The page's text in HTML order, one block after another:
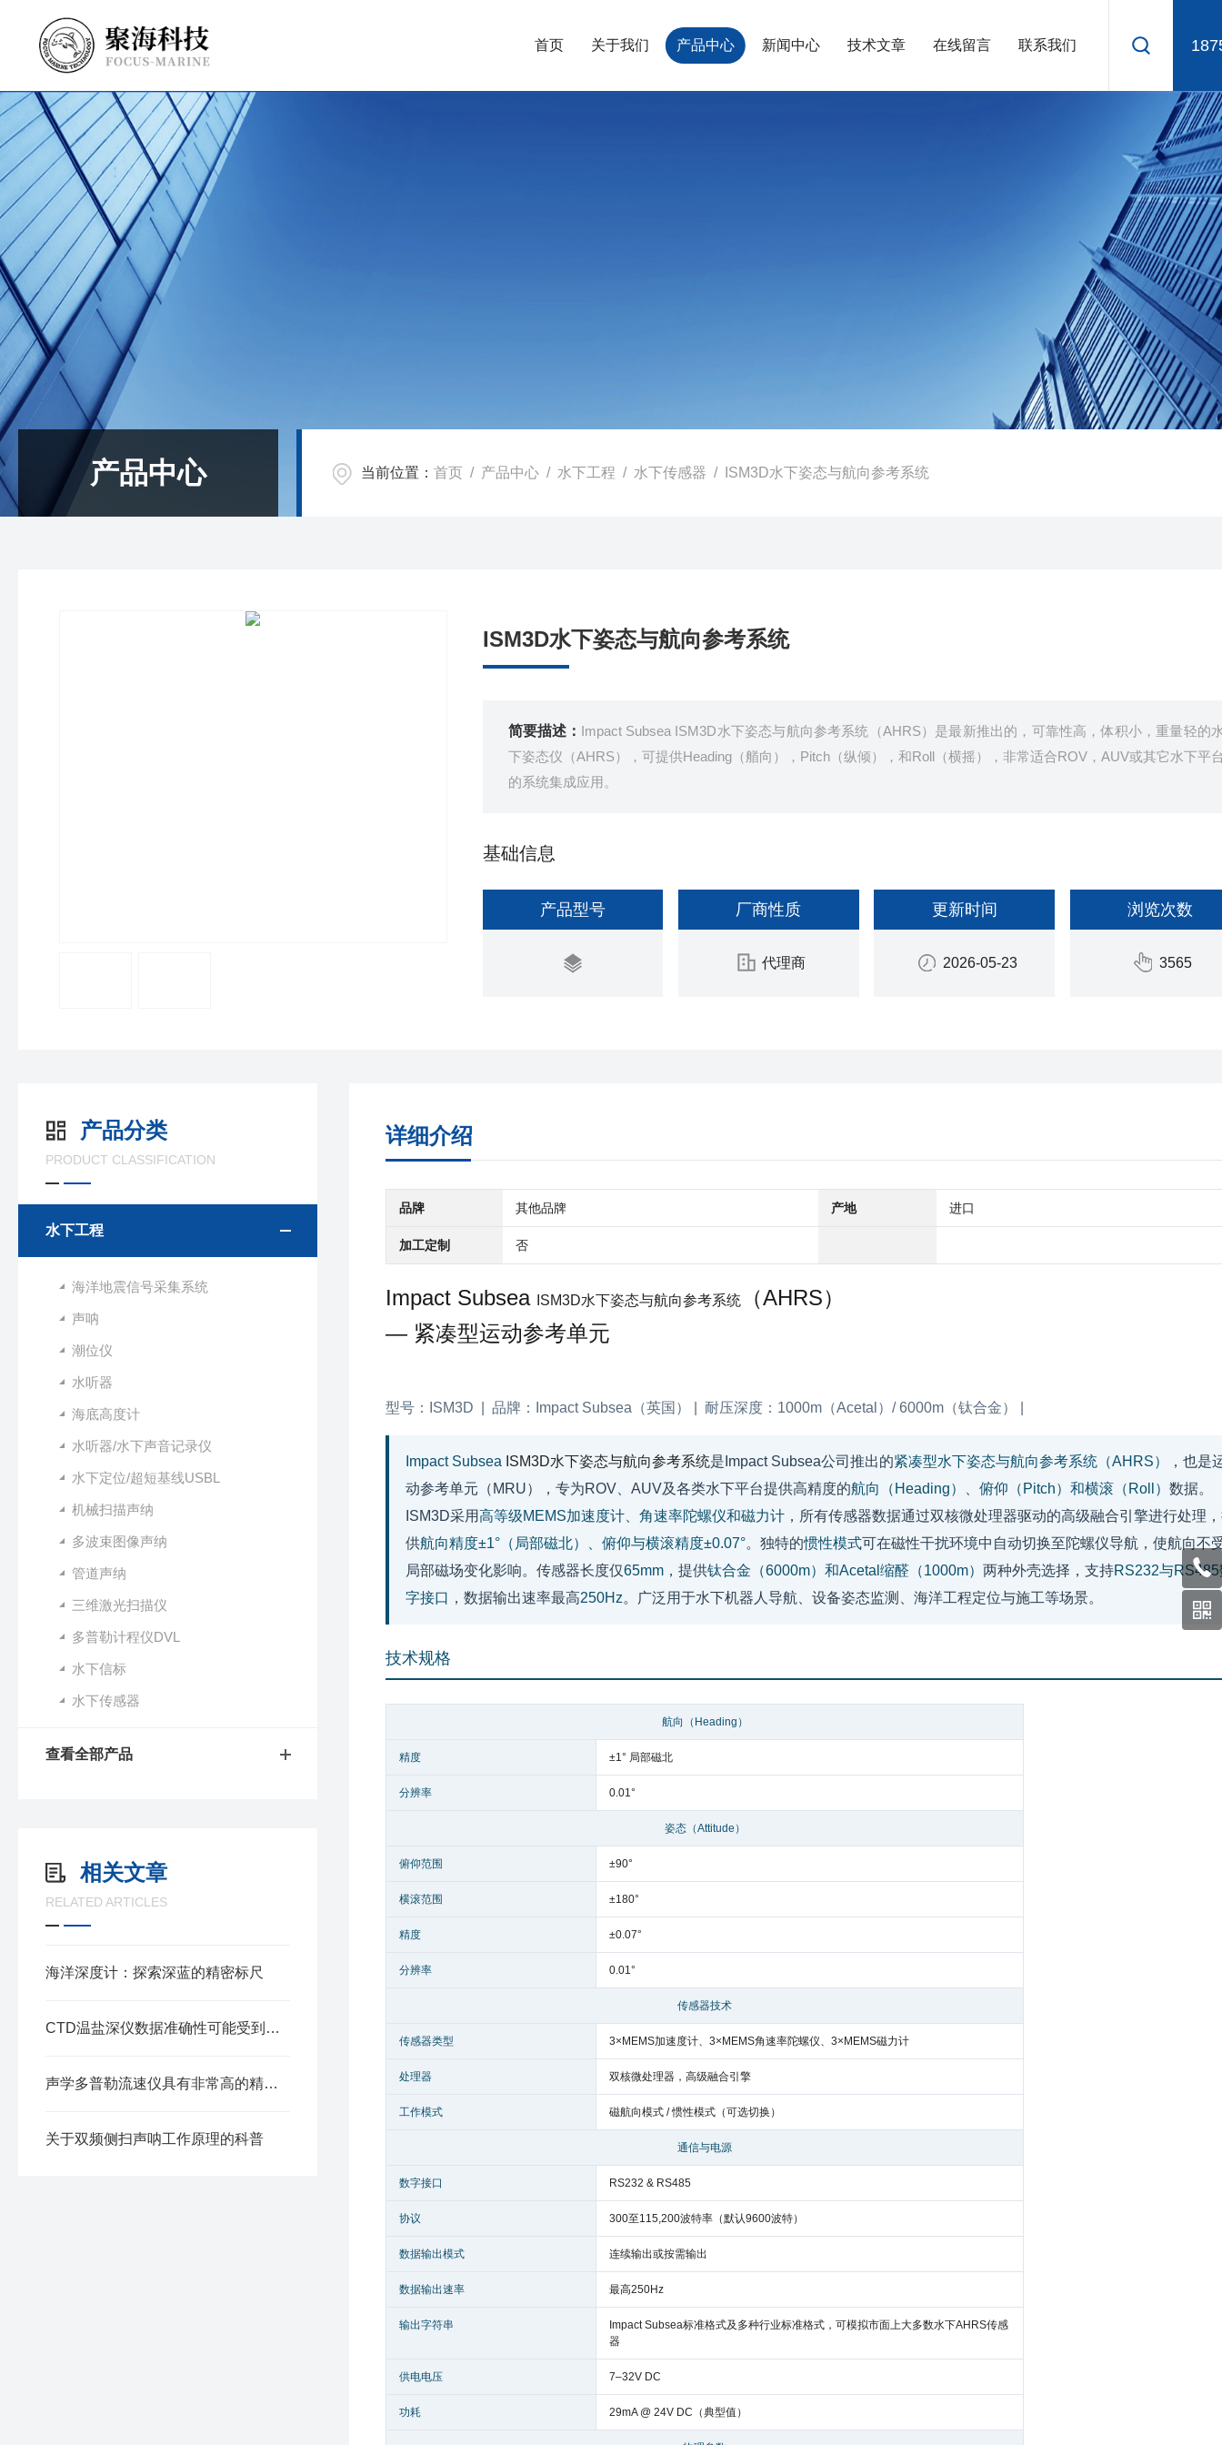
首页 关于我们 产品中心 新闻中心 技术文章 在线留言 联系我们
产品中心 当前位置： 首页 / 产品中心 / 水下工程 / 水下传感器 / ISM3D水下姿态与航向参考系统
ISM3D水下姿态与航向参考系统
简要描述： Impact Subsea ISM3D水下姿态与航向参考系统（AHRS）是最新推出的，可靠性高，体积小，重量轻的
下姿态仪（AHRS），可提供Heading（艏向），Pitch（纵倾），和Roll（横摇），非常适合ROV，AUV或其它水下平
的系统集成应用。
基础信息
产品型号 厂商性质
代理商
更新时间
2026-05-23
浏览次数
3565
产品分类
PRODUCT CLASSIFICATION
水下工程
海洋地震信号采集系统
声呐
潮位仪
水听器
海底高度计
水听器/水下声音记录仪
水下定位/超短基线USBL
机械扫描声纳
多波束图像声纳
管道声纳
三维激光扫描仪
多普勒计程仪DVL
水下信标
水下传感器
查看全部产品
相关文章
RELATED ARTICLES
海洋深度计：探索深蓝的精密标尺
CTD温盐深仪数据准确性可能受到多种因素的影响
声学多普勒流速仪具有非常高的精度和准确性
关于双频侧扫声呐工作原理的科普
详细介绍
品牌 其他品牌 产地 进口
加工定制 否
Impact Subsea ISM3D水下姿态与航向参考系统
（AHRS）
— 紧凑型运动参考单元
型号：ISM3D | 品牌：Impact Subsea（英国） | 耐压深度：1000m（Acetal）/ 6000m（钛合金） |
Impact Subsea ISM3D水下姿态与航向参考系统是Impact Subsea公司推出的紧凑型水下姿态与航向参考系统（AHRS）
，也是
动参考单元（MRU），专为ROV、AUV及各类水下平台提供高精度的航向（Heading）、俯仰（Pitch）和横滚（Roll） 数据。
ISM3D采用高等级MEMS加速度计、角速率陀螺仪和磁力计 ，所有传感器数据通过双核微处理器驱动的高级融合引擎进行处理
供航向精度±1°（局部磁北）、俯仰与横滚精度±0.07°。独特的惯性模式可在磁性干扰环境中自动切换至陀螺仪导航，使航向不
局部磁场变化影响。传感器长度仅65mm ，提供钛合金（6000m）和Acetal缩醛（1000m） 两种外壳选择，支持RS232与RS485
字接口 ，数据输出速率最高250Hz。广泛用于水下机器人导航、设备姿态监测、海洋工程定位与施工等场景。
技术规格
航向（Heading）
精度 ±1° 局部磁北
分辨率 0.01°
姿态（Attitude）
俯仰范围 ±90°
横滚范围 ±180°
精度 ±0.07°
分辨率 0.01°
传感器技术
传感器类型 3×MEMS加速度计、3×MEMS角速率陀螺仪、3×MEMS磁力计
处理器 双核微处理器，高级融合引擎
工作模式 磁航向模式 / 惯性模式（可选切换）
通信与电源
数字接口 RS232 & RS485
协议 300至115,200波特率（默认9600波特）
数据输出模式 连续输出或按需输出
数据输出速率 最高250Hz
输出字符串
Impact Subsea标准格式及多种行业标准格式，可模拟市面上大多数水下AHRS传感
器
供电电压 7–32V DC
功耗 29mA @ 24V DC（典型值）